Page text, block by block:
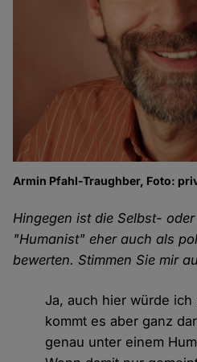
Armin Pfahl-Traughber, Foto:
Hingegen ist die Selbst-
"Humanist" eher auch als
bewerten. Stimmen Sie mir
Ja, auch hier würde ich
kommt es aber ganz
genau unter einem